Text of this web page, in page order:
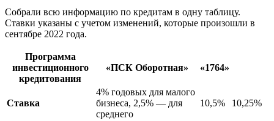
Собрали всю информацию по кредитам в одну таблицу.
Ставки указаны с учетом изменений, которые произошли в
сентябре 2022 года.
Программа
инвестиционного
кредитования
«ПСК Оборотная» «1764»
Ставка
4% годовых для малого
бизнеса, 2,5% — для
среднего
10,5% 10,25%